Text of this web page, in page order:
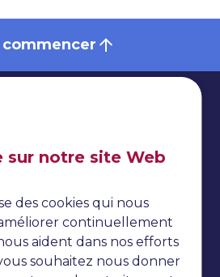
commencer
sur notre site Web
des cookies qui nous
continuellement
aident dans nos efforts
souhaitez nous donner